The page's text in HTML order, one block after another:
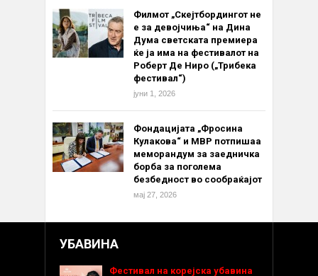
Филмот „Скејтбордингот не
е за девојчиња“ на Дина
Дума светската премиера
ќе ја има на фестивалот на
Роберт Де Ниро („Трибека
фестивал“)
јуни 1, 2026
Фондацијата „Фросина
Кулакова“ и МВР потпишаа
меморандум за заедничка
борба за поголема
безбедност во сообраќајот
мај 27, 2026
УБАВИНА
Фестивал на корејска убавина